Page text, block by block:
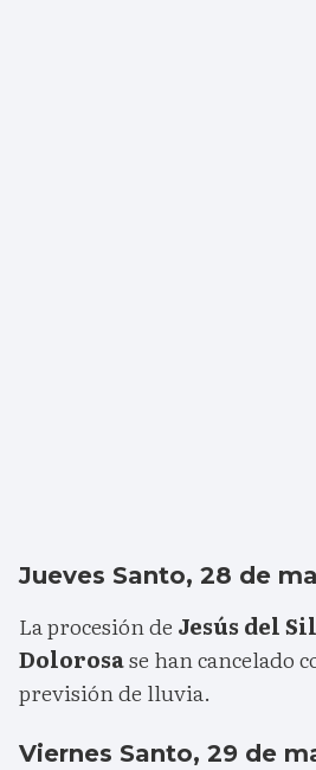
Jueves Santo, 28 de
La procesión de Jesús del
Dolorosase han cancelado
previsión de lluvia.
Viernes Santo, 29 de